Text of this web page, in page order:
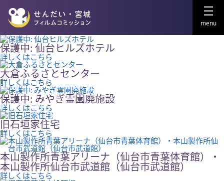
menu
保護中: 仙台ヒルズホテル
詳しくはこちら
大倉ふるさとセンター
詳しくはこちら
保護中: みやぎ霊園廃施設
詳しくはこちら
旧石垣家住宅
詳しくはこちら
本山製作所青葉アリーナ（仙台市青葉体育館）・
本山製作所仙台市武道館（仙台市武道館）
詳しくはこちら